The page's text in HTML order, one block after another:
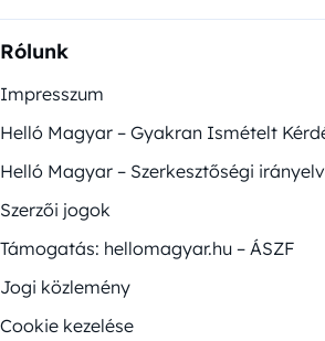
Rólunk
Impresszum
Helló Magyar – Gyakran Ismételt
Helló Magyar – Szerkesztőségi
Szerzői jogok
Támogatás: hellomagyar.hu – ÁSZF
Jogi közlemény
Cookie kezelése